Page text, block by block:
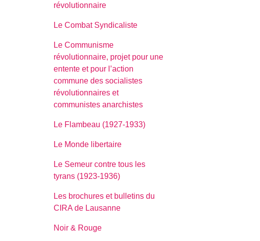
révolutionnaire
Le Combat Syndicaliste
Le Communisme
révolutionnaire, projet pour une
entente et pour l’action
commune des socialistes
révolutionnaires et
communistes anarchistes
Le Flambeau (1927-1933)
Le Monde libertaire
Le Semeur contre tous les
tyrans (1923-1936)
Les brochures et bulletins du
CIRA de Lausanne
Noir & Rouge